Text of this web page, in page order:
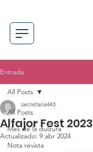
Entrada
All Posts
Mes de la dulzura
Nota revista
All Posts
Alfajor Fest 2023
secretaria443
Actualizado: 9 abr 2024